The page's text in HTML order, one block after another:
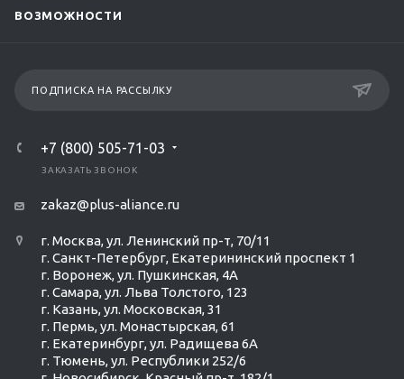
ВОЗМОЖНОСТИ
ПОДПИСКА НА РАССЫЛКУ
+7 (800) 505-71-03
ЗАКАЗАТЬ ЗВОНОК
zakaz@plus-aliance.ru
г. Москва, ул. Ленинский пр-т, 70/11
г. Санкт-Петербург, Екатерининский проспект 1
г. Воронеж, ул. Пушкинская, 4А
г. Самара, ул. Льва Толстого, 123
г. Казань, ул. Московская, 31
г. Пермь, ул. Монастырская, 61
г. Екатеринбург, ул. Радищева 6А
г. Тюмень, ул. Республики 252/6